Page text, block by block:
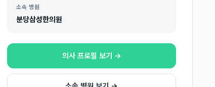
소속 병원
분당삼성한의원
의사 프로필 보기 →